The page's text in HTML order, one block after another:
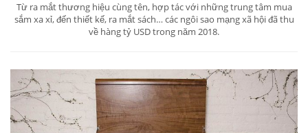
Từ ra mắt thương hiệu cùng tên, hợp tác với những trung tâm mua
sắm xa xỉ, đến thiết kế, ra mắt sách… các ngôi sao mạng xã hội đã thu
về hàng tỷ USD trong năm 2018.